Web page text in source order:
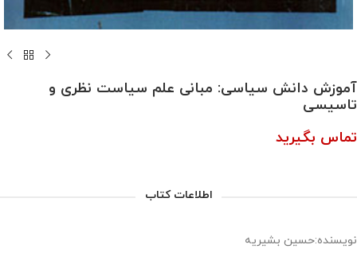
آموزش دانش سیاسی: مبانی علم سیاست نظری و
تاسیسی
تماس بگیرید
اطلاعات کتاب
نویسنده:حسین بشیریه